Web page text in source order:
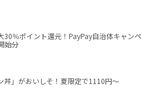
30％ポイント還元！PayPay自治体キャンペ
始分
丼」がおいしそ！夏限定で1110円～